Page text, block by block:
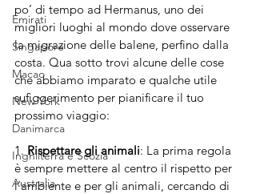
Emirati
Singapore
Macao
New York
Danimarca
Inghilterra e Scozia
Australia
po’ di tempo ad Hermanus, uno dei
migliori luoghi al mondo dove osservare
la migrazione delle balene, perfino dalla
costa. Qua sotto trovi alcune delle cose
che abbiamo imparato e qualche utile
sufìggerimento per pianificare il tuo
prossimo viaggio:
1. Rispettare gli animali: La prima regola
è sempre mettere al centro il rispetto per
l’ambiente e per gli animali, cercando di